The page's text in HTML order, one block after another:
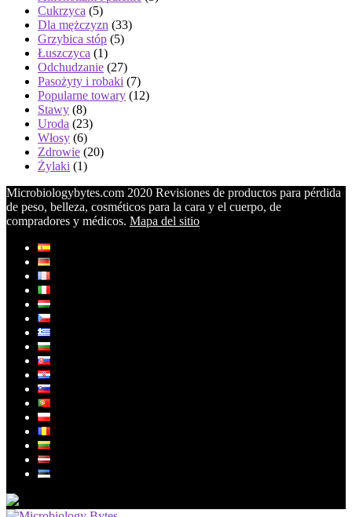
Cukrzyca (5)
Dla mężczyzn (33)
Grzybica stóp (5)
Łuszczyca (1)
Odchudzanie (27)
Pasożyty i robaki (7)
Popularne towary (12)
Stawy (8)
Uroda (23)
Włosy (6)
Zdrowie (20)
Żylaki (1)
Microbiologybytes.com 2020 Revisiones de productos para pérdida
de peso, belleza, cosméticos para la cara y el cuerpo, de
compradores y médicos. Mapa del sitio